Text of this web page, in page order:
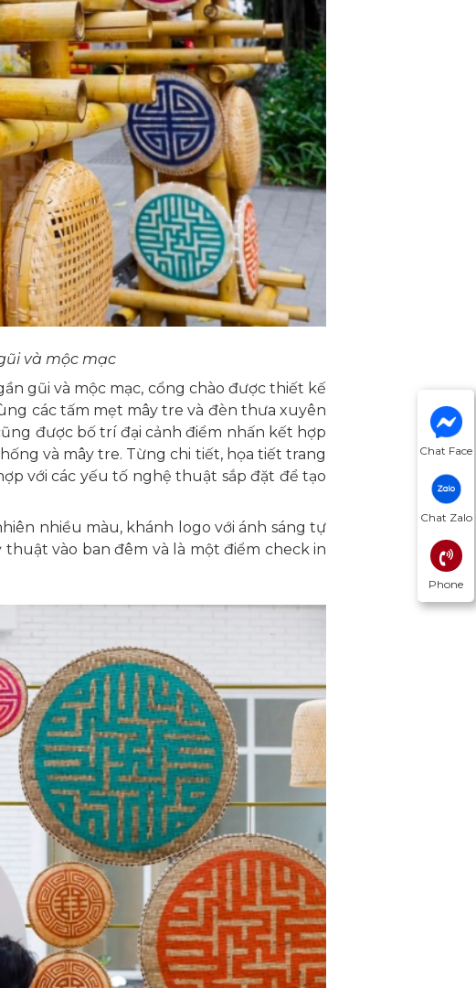
Chat Face
Chat Zalo
Phone
và mộc mạc
gũi và mộc mạc, cổng chào được thiết kế
các tấm mẹt mây tre và đèn thưa xuyên
được bố trí đại cảnh điểm nhấn kết hợp
và mây tre. Từng chi tiết, họa tiết trang
với các yếu tố nghệ thuật sắp đặt để tạo
nhiều màu, khánh logo với ánh sáng tự
vào ban đêm và là một điểm check in